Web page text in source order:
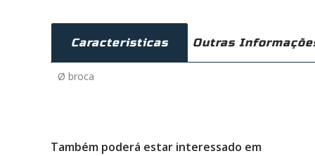
Caracteristicas Outras
Ø broca
Também poderá estar interessado em